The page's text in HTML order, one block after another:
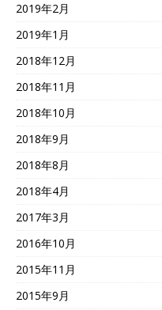
2019年2月
2019年1月
2018年12月
2018年11月
2018年10月
2018年9月
2018年8月
2018年4月
2017年3月
2016年10月
2015年11月
2015年9月